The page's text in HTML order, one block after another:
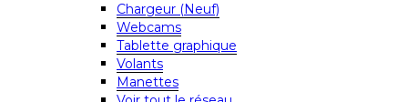
Chargeur (Neuf)
Webcams
Tablette graphique
Volants
Manettes